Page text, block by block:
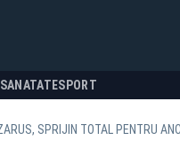
SANATATESPORT